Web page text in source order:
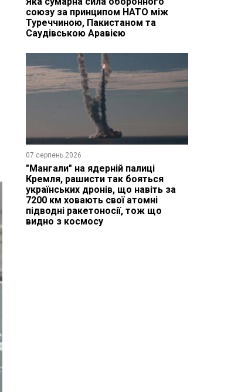
союзу за принципом НАТО між
Туреччиною, Пакистаном та
Саудівською Аравією
07 серпень 2026
"Мангали" на ядерній палиці
Кремля, рашисти так бояться
українських дронів, що навіть за
7200 км ховають свої атомні
підводні ракетоносії, тож що
видно з космосу